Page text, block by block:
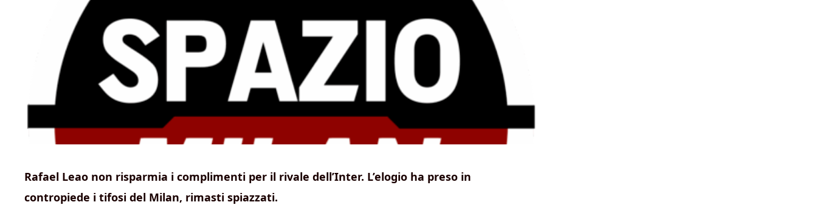
Rafael Leao non risparmia i complimenti per il rivale dell’Inter. L’elogio ha preso in
contropiede i tifosi del Milan, rimasti spiazzati.